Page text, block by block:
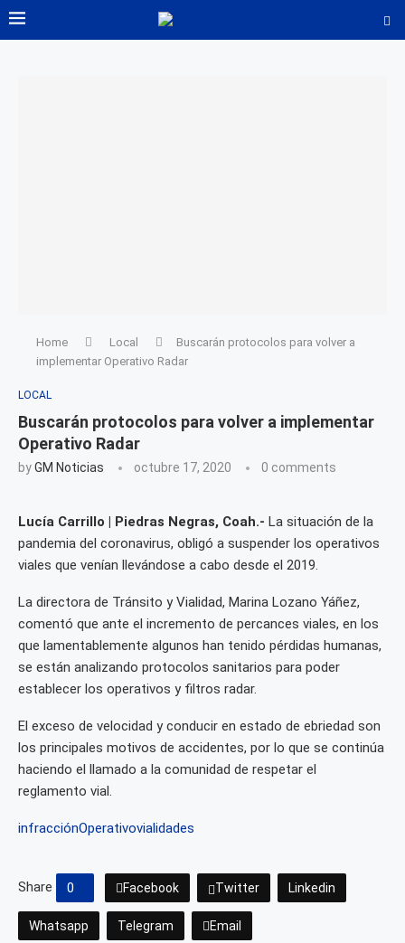
Home Local
Buscarán protocolos para volver a
implementar Operativo Radar
LOCAL
Buscarán protocolos para volver a implementar
Operativo Radar
byGM Noticias octubre 17, 2020 0 comments
Lucía Carrillo | Piedras Negras, Coah.- La situación de la
pandemia del coronavirus, obligó a suspender los operativos
viales que venían llevándose a cabo desde el 2019.
La directora de Tránsito y Vialidad, Marina Lozano Yáñez,
comentó que ante el incremento de percances viales, en los
que lamentablemente algunos han tenido pérdidas humanas,
se están analizando protocolos sanitarios para poder
establecer los operativos y filtros radar.
El exceso de velocidad y conducir en estado de ebriedad son
los principales motivos de accidentes, por lo que se continúa
haciendo el llamado a la comunidad de respetar el
reglamento vial.
infracciónOperativovialidades
Share 0 Facebook Twitter Linkedin
Whatsapp Telegram Email